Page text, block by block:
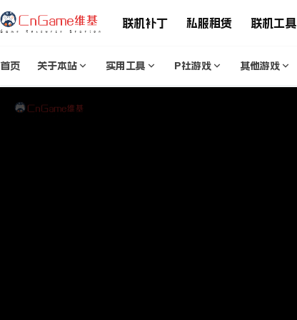
联机补丁 私服租赁 联机工具
首页 关于本站 实用工具 P社游戏 其他游戏